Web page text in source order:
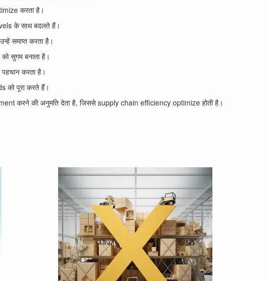
करता है।
के साथ बदलते हैं।
समाप्त करता है।
सुगम बनाता है।
करता है।
को पूरा करते हैं।
करने की अनुमति देता है, जिससे supply chain efficiency optimize होती है।